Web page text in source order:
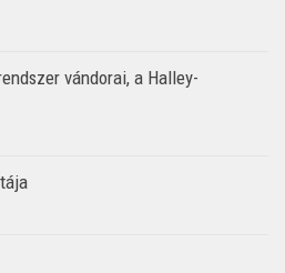
vándorai, a Halley-